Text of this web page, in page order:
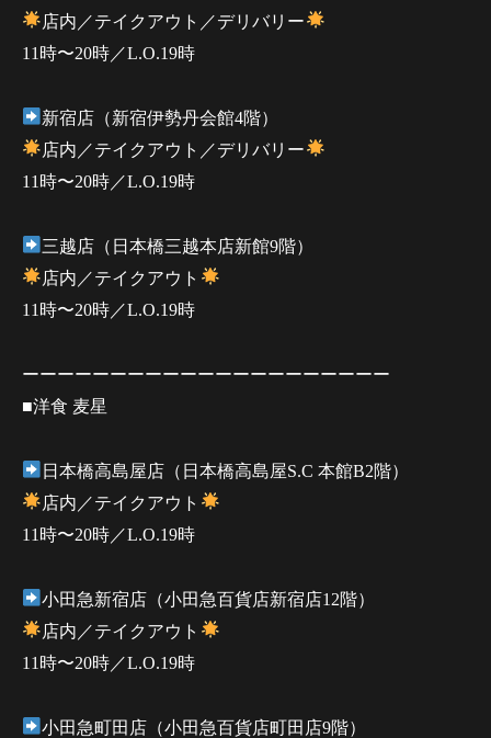
店内／テイクアウト／デリバリー
11時〜20時／L.O.19時
新宿店（新宿伊勢丹会館4階）
店内／テイクアウト／デリバリー
11時〜20時／L.O.19時
三越店（日本橋三越本店新館9階）
店内／テイクアウト
11時〜20時／L.O.19時
ーーーーーーーーーーーーーーーーーーーーー
■洋食 麦星
日本橋高島屋店（日本橋高島屋S.C 本館B2階）
店内／テイクアウト
11時〜20時／L.O.19時
小田急新宿店（小田急百貨店新宿店12階）
店内／テイクアウト
11時〜20時／L.O.19時
小田急町田店（小田急百貨店町田店9階）